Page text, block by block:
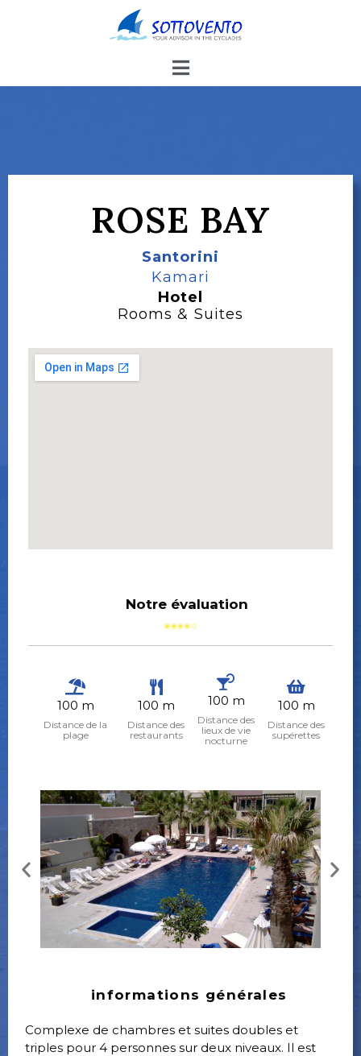
ROSE BAY
Santorini
Kamari
Hotel
Rooms & Suites
Notre évaluation
100 m
Distance de la
plage
100 m
Distance des
restaurants
100 m
Distance des
lieux de vie
nocturne
100 m
Distance des
supérettes
informations générales
Complexe de chambres et suites doubles et
triples pour 4 personnes sur deux niveaux. Il est